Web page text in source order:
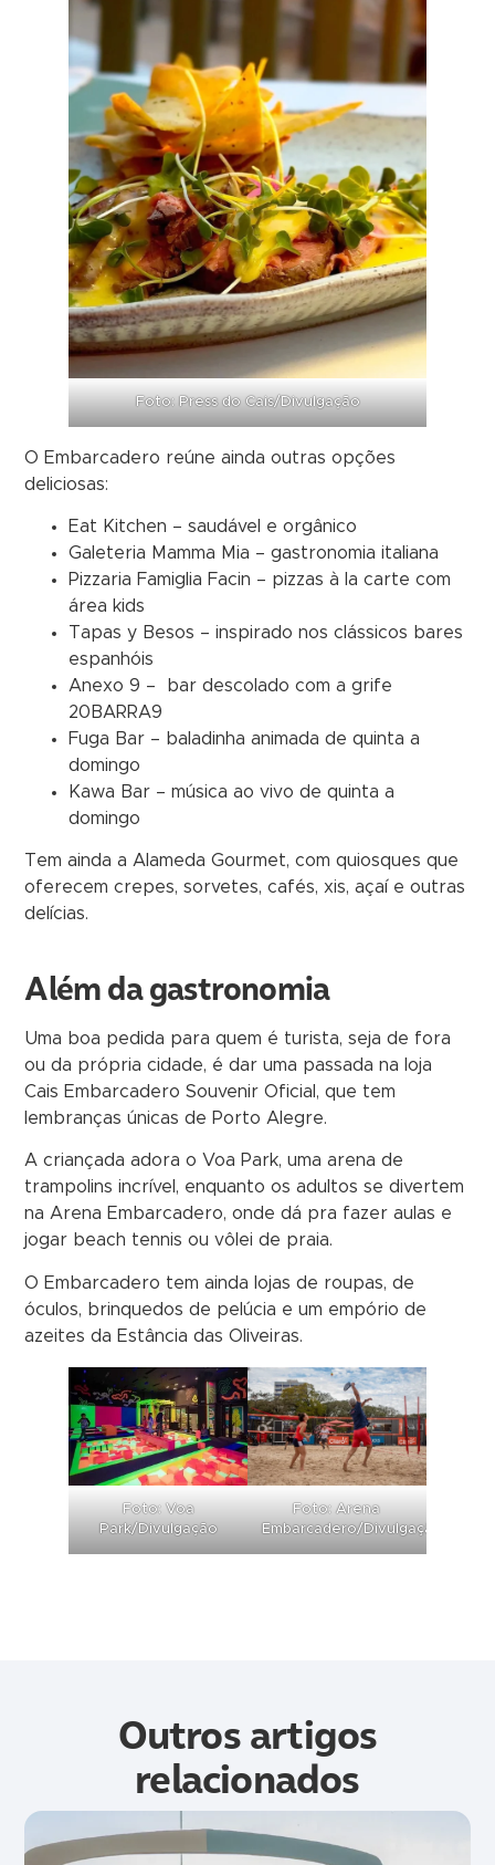
Foto: Press do Cais/Divulgação
O Embarcadero reúne ainda outras opções
deliciosas:
Eat Kitchen – saudável e orgânico
Galeteria Mamma Mia – gastronomia italiana
Pizzaria Famiglia Facin – pizzas à la carte com
área kids
Tapas y Besos – inspirado nos clássicos bares
espanhóis
Anexo 9 – bar descolado com a grife
20BARRA9
Fuga Bar – baladinha animada de quinta a
domingo
Kawa Bar – música ao vivo de quinta a
domingo
Tem ainda a Alameda Gourmet, com quiosques que
oferecem crepes, sorvetes, cafés, xis, açaí e outras
delícias.
Além da gastronomia
Uma boa pedida para quem é turista, seja de fora
ou da própria cidade, é dar uma passada na loja
Cais Embarcadero Souvenir Oficial, que tem
lembranças únicas de Porto Alegre.
A criançada adora o Voa Park, uma arena de
trampolins incrível, enquanto os adultos se divertem
na Arena Embarcadero, onde dá pra fazer aulas e
jogar beach tennis ou vôlei de praia.
O Embarcadero tem ainda lojas de roupas, de
óculos, brinquedos de pelúcia e um empório de
azeites da Estância das Oliveiras.
Foto: Voa
Park/Divulgação
Foto: Arena
Embarcadero/Divulgação
Outros artigos
relacionados